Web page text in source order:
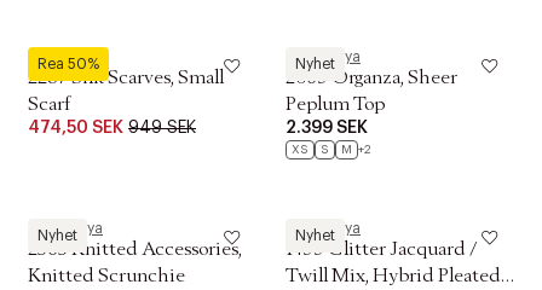
Rea 50%
Stine Goya
2287 Silk Scarves, Small
Scarf
474,50 SEK 949 SEK
Nyhet
Stine Goya
2069 Organza, Sheer
Peplum Top
2.399 SEK
XS S M +2
Nyhet
Stine Goya
2565 Knitted Accessories,
Knitted Scrunchie
Nyhet
Stine Goya
1499 Glitter Jacquard /
Twill Mix, Hybrid Pleated